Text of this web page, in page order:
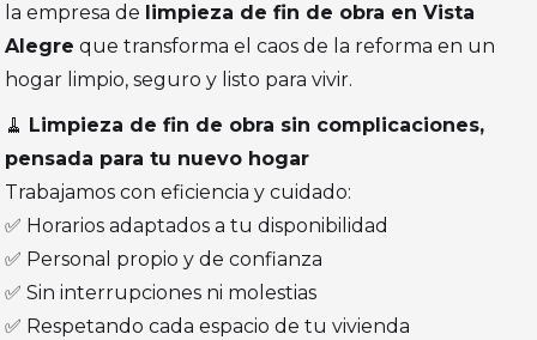
la empresa de limpieza de fin de obra en Vista
Alegre que transforma el caos de la reforma en un
hogar limpio, seguro y listo para vivir.
🧹 Limpieza de fin de obra sin complicaciones,
pensada para tu nuevo hogar
Trabajamos con eficiencia y cuidado:
✅ Horarios adaptados a tu disponibilidad
✅ Personal propio y de confianza
✅ Sin interrupciones ni molestias
✅ Respetando cada espacio de tu vivienda